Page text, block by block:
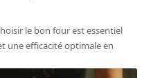
le bon four est essentiel
une efficacité optimale en